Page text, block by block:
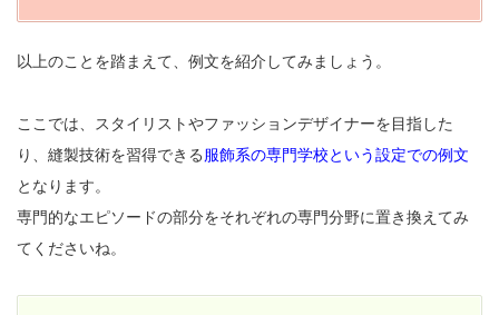
以上のことを踏まえて、例文を紹介してみましょう。
ここでは、スタイリストやファッションデザイナーを目指した
り、縫製技術を習得できる服飾系の専門学校という設定での例文
となります。
専門的なエピソードの部分をそれぞれの専門分野に置き換えてみ
てくださいね。